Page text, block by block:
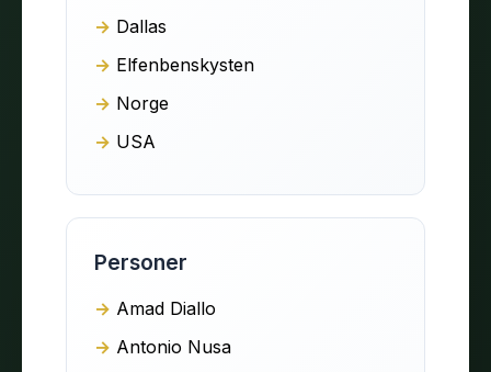
Dallas
Elfenbenskysten
Norge
USA
Personer
Amad Diallo
Antonio Nusa